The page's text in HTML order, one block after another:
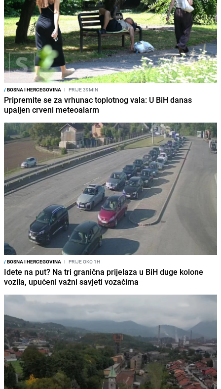
/BOSNA I HERCEGOVINA I PRIJE 39MIN
Pripremite se za vrhunac toplotnog vala: U BiH danas
upaljen crveni meteoalarm
/BOSNA I HERCEGOVINA I PRIJE OKO 1H
Idete na put? Na tri granična prijelaza u BiH duge kolone
vozila, upućeni važni savjeti vozačima